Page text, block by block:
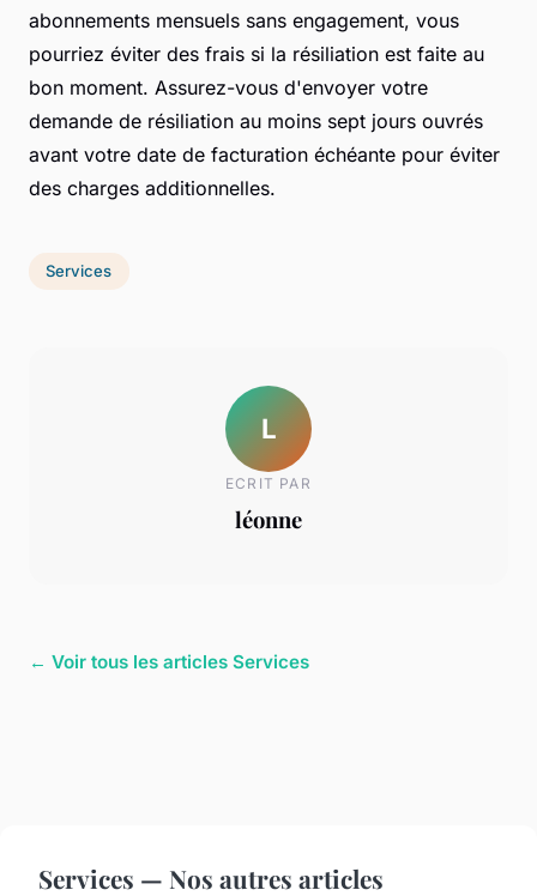
abonnements mensuels sans engagement, vous
pourriez éviter des frais si la résiliation est faite au
bon moment. Assurez-vous d'envoyer votre
demande de résiliation au moins sept jours ouvrés
avant votre date de facturation échéante pour éviter
des charges additionnelles.
Services
L
ECRIT PAR
léonne
← Voir tous les articles Services
Services — Nos autres articles